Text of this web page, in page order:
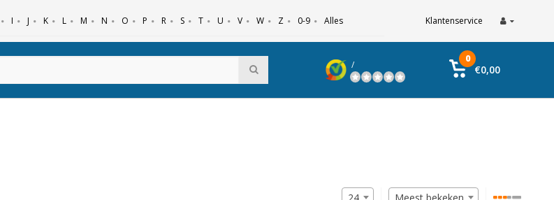
I J K L M N O P R S T U V W Z 0-9 Alles Klantenservice
/
0
€0,00